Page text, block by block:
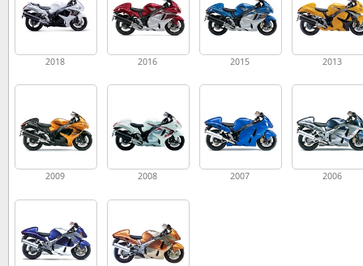
2018 2016 2015 2013
2009 2008 2007 2006